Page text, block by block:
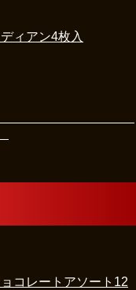
ィアン4枚入
コレートアソート12